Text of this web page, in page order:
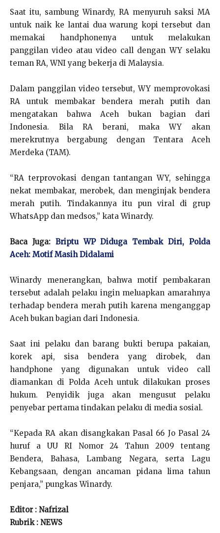
Saat itu, sambung Winardy, RA menyuruh saksi MA
untuk naik ke lantai dua warung kopi tersebut dan
memakai handphonenya untuk melakukan
panggilan video atau video call dengan WY selaku
teman RA, WNI yang bekerja di Malaysia.
Dalam panggilan video tersebut, WY memprovokasi
RA untuk membakar bendera merah putih dan
mengatakan bahwa Aceh bukan bagian dari
Indonesia. Bila RA berani, maka WY akan
merekrutnya bergabung dengan Tentara Aceh
Merdeka (TAM).
“RA terprovokasi dengan tantangan WY, sehingga
nekat membakar, merobek, dan menginjak bendera
merah putih. Tindakannya itu pun viral di grup
WhatsApp dan medsos,” kata Winardy.
Baca Juga: Briptu WP Diduga Tembak Diri, Polda
Aceh: Motif Masih Didalami
Winardy menerangkan, bahwa motif pembakaran
tersebut adalah pelaku ingin meluapkan amarahnya
terhadap bendera merah putih karena menganggap
Aceh bukan bagian dari Indonesia.
Saat ini pelaku dan barang bukti berupa pakaian,
korek api, sisa bendera yang dirobek, dan
handphone yang digunakan untuk video call
diamankan di Polda Aceh untuk dilakukan proses
hukum. Penyidik juga akan mengusut pelaku
penyebar pertama tindakan pelaku di media sosial.
“Kepada RA akan disangkakan Pasal 66 Jo Pasal 24
huruf a UU RI Nomor 24 Tahun 2009 tentang
Bendera, Bahasa, Lambang Negara, serta Lagu
Kebangsaan, dengan ancaman pidana lima tahun
penjara,” pungkas Winardy.
Editor : Nafrizal
Rubrik : NEWS